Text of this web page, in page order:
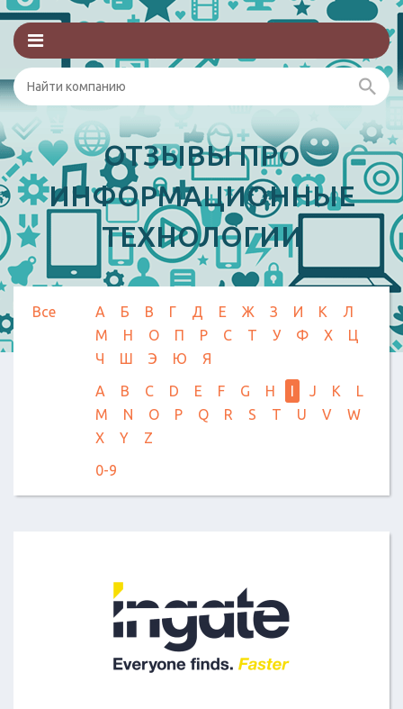
ОТЗЫВЫ ПРО
ИНФОРМАЦИОННЫЕ
ТЕХНОЛОГИИ
Все А Б В Г Д Е Ж З И К
Л
М
Н О П Р С Т У Ф Х
Ц
Ч
Ш Э Ю
Я
A
B C D E F G H I J K
L
M
N O P Q R S T U V
W
X
Y
Z
0-9